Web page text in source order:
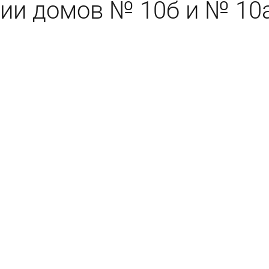
домов № 10б и №